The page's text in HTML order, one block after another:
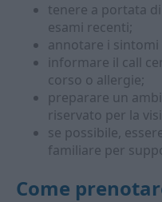
tenere a portata
esami recenti;
annotare i
informare il call
corso o allergie;
preparare un
riservato per la
se possibile,
familiare per
Come